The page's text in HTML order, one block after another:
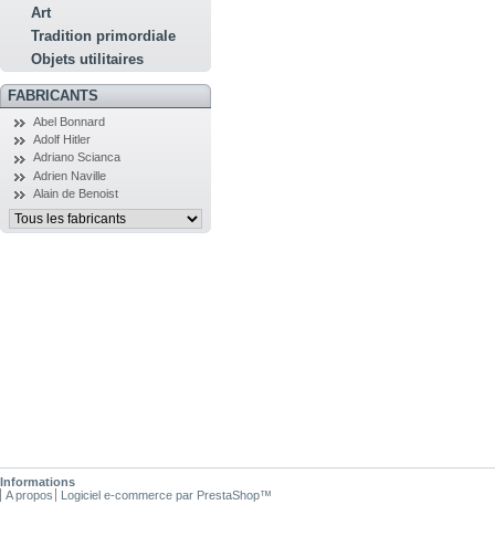
Art
Tradition primordiale
Objets utilitaires
FABRICANTS
Abel Bonnard
Adolf Hitler
Adriano Scianca
Adrien Naville
Alain de Benoist
Informations
A propos
Logiciel e-commerce par PrestaShop™